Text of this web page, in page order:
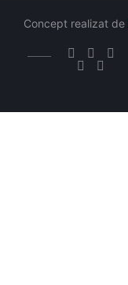
Concept realizat de